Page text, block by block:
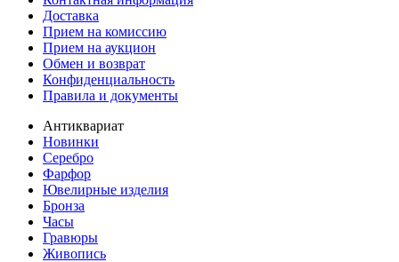
Доставка
Прием на комиссию
Прием на аукцион
Обмен и возврат
Конфиденциальность
Правила и документы
Антиквариат
Новинки
Серебро
Фарфор
Ювелирные изделия
Бронза
Часы
Гравюры
Живопись